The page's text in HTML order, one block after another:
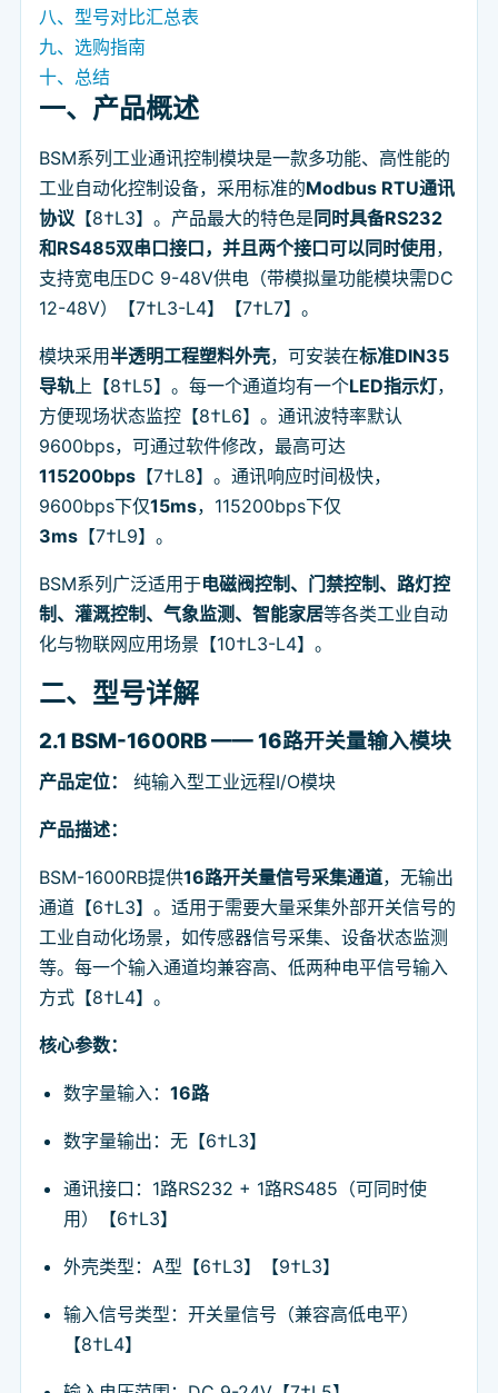
八、型号对比汇总表
九、选购指南
十、总结
一、产品概述
BSM系列工业通讯控制模块是一款多功能、高性能的
工业自动化控制设备，采用标准的Modbus RTU通讯
协议 【8†L3】。产品最大的特色是同时具备RS232
和RS485双串口接口，并且两个接口可以同时使用，
支持宽电压DC 9-48V供电（带模拟量功能模块需DC
12-48V）【7†L3-L4】【7†L7】。
模块采用半透明工程塑料外壳，可安装在标准DIN35
导轨 上【8†L5】。每一个通道均有一个LED指示灯，
方便现场状态监控【8†L6】。通讯波特率默认
9600bps，可通过软件修改，最高可达
115200bps 【7†L8】。通讯响应时间极快，
9600bps下仅15ms，115200bps下仅
3ms 【7†L9】。
BSM系列广泛适用于电磁阀控制、门禁控制、路灯控
制、灌溉控制、气象监测、智能家居等各类工业自动
化与物联网应用场景【10†L3-L4】。
二、型号详解
2.1 BSM-1600RB —— 16路开关量输入模块
产品定位： 纯输入型工业远程I/O模块
产品描述：
BSM-1600RB提供16路开关量信号采集通道，无输出
通道【6†L3】。适用于需要大量采集外部开关信号的
工业自动化场景，如传感器信号采集、设备状态监测
等。每一个输入通道均兼容高、低两种电平信号输入
方式【8†L4】。
核心参数：
数字量输入：16路
数字量输出：无【6†L3】
通讯接口：1路RS232 + 1路RS485（可同时使
用）【6†L3】
外壳类型：A型【6†L3】【9†L3】
输入信号类型：开关量信号（兼容高低电平）
【8†L4】